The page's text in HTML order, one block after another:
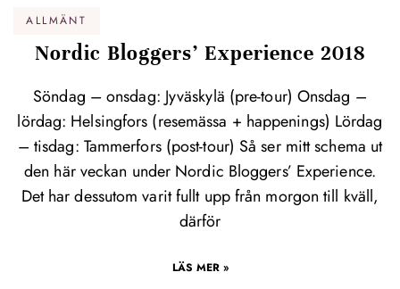
ALLMÄNT
Nordic Bloggers’ Experience 2018
Söndag – onsdag: Jyväskylä (pre-tour) Onsdag –
lördag: Helsingfors (resemässa + happenings) Lördag
– tisdag: Tammerfors (post-tour) Så ser mitt schema ut
den här veckan under Nordic Bloggers’ Experience.
Det har dessutom varit fullt upp från morgon till kväll,
därför
LÄS MER »